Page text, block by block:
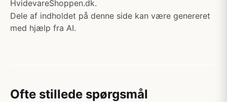
HvidevareShoppen.dk.
Dele af indholdet på denne side kan være genereret
med hjælp fra AI.
Ofte stillede spørgsmål